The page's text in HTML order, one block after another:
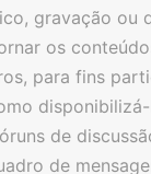
gravação ou
os
para fins
de
de